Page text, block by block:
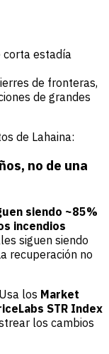
corta estadía
de fronteras,
de grandes
de Lahaina:
no de una
siendo ~85%
incendios
siguen siendo
recuperación no
Usa los Market
STR Index
los cambios